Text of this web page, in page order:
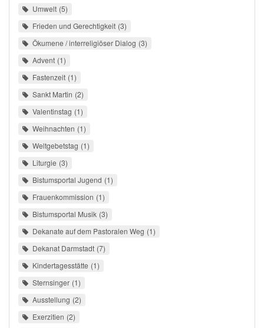
Umwelt 5
Frieden und Gerechtigkeit 3
Ökumene / interreligiöser Dialog 3
Advent 1
Fastenzeit 1
Sankt Martin 2
Valentinstag 1
Weihnachten 1
Weltgebetstag 1
Liturgie 3
Bistumsportal Jugend 1
Frauenkommission 1
Bistumsportal Musik 3
Dekanate auf dem Pastoralen Weg 1
Dekanat Darmstadt 7
Kindertagesstätte 1
Sternsinger 1
Ausstellung 2
Exerzitien 2